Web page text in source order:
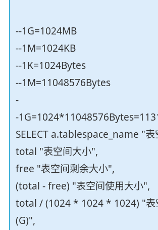
--1G=1024MB
--1M=1024KB
--1K=1024Bytes
--1M=11048576Bytes
-
-
SELECT a.tablespace_name "
total "表空间大小",
free "表空间剩余大小",
(total - free) "表空间使用大小",
total / (1024 * 1024 * 1024) "表
(G)",